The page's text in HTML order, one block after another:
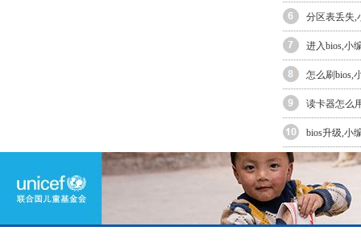
分区表丢失,
进入bios,小
怎么刷bios,
读卡器怎么
bios升级,小